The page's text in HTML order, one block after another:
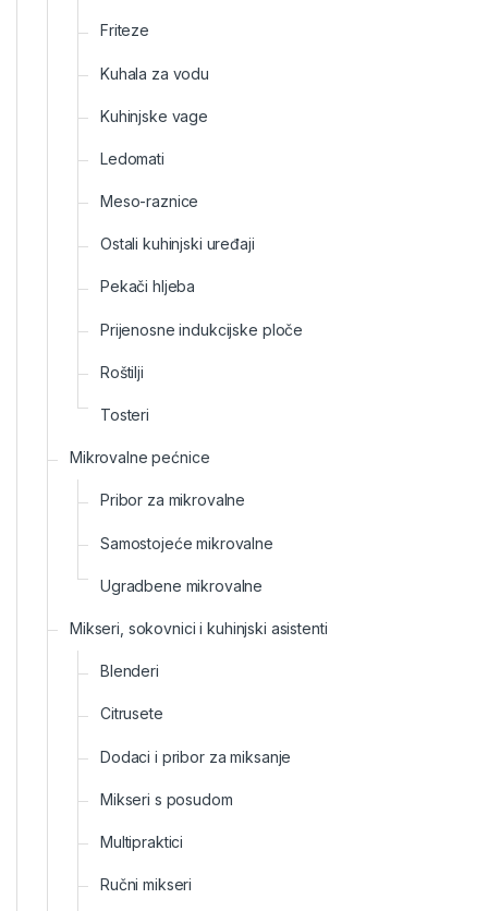
Friteze
Kuhala za vodu
Kuhinjske vage
Ledomati
Meso-raznice
Ostali kuhinjski uređaji
Pekači hljeba
Prijenosne indukcijske ploče
Roštilji
Tosteri
Mikrovalne pećnice
Pribor za mikrovalne
Samostojeće mikrovalne
Ugradbene mikrovalne
Mikseri, sokovnici i kuhinjski asistenti
Blenderi
Citrusete
Dodaci i pribor za miksanje
Mikseri s posudom
Multipraktici
Ručni mikseri